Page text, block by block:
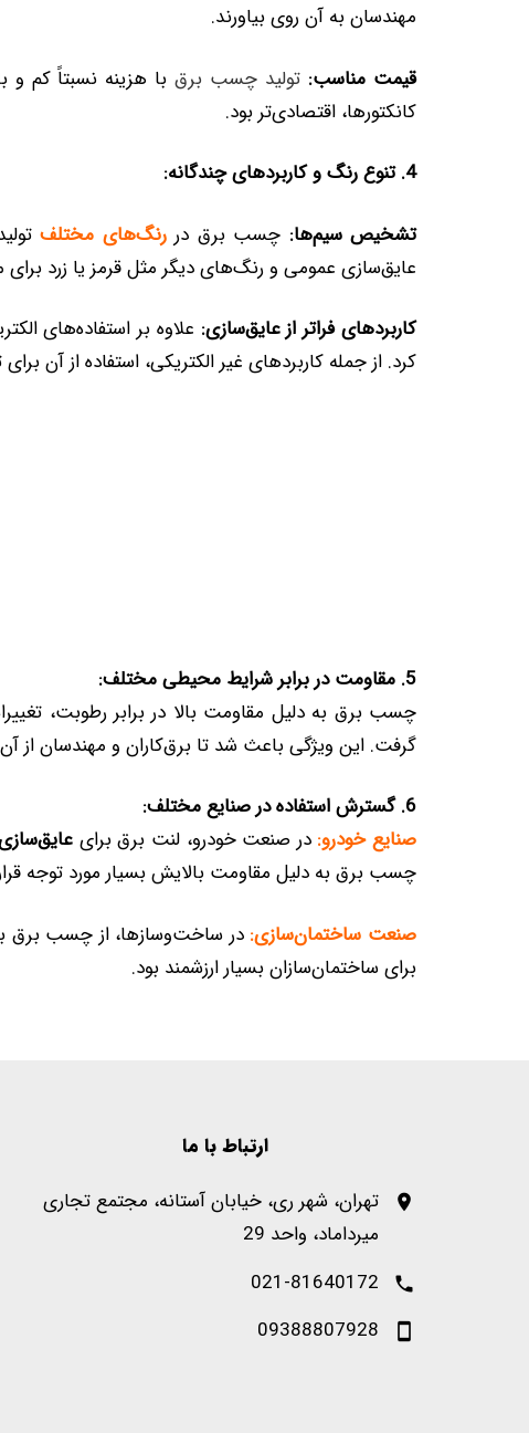
مهندسان به آن روی بیاورند.
قیمت مناسب: تولید چسب برقبا هزینه نسبتاً کم و
کانکتورها، اقتصادی‌تر بود.
4. تنوع رنگ و کاربردهای چندگانه:
تشخیص سیم‌ها: چسب برق دررنگ‌های مختلف
عایق‌سازی عمومی و رنگ‌های دیگر مثل قرمز یا زرد
کاربردهای فراتر از عایق‌سازی: علاوه بر استفاده‌های
کرد. از جمله کاربردهای غیر الکتریکی، استفاده از آن
5. مقاومت در برابر شرایط محیطی مختلف:
گرفت. این ویژگی باعث شد تا برق‌کاران و مهندسان از
6. گسترش استفاده در صنایع مختلف:
صنایع خودرو: در صنعت خودرو، لنت برق برای
چسب برق به دلیل مقاومت بالایش بسیار مورد توجه
صنعت ساختمان‌سازی: در ساخت‌وسازها، از چسب برق
برای ساختمان‌سازان بسیار ارزشمند بود.
ارتباط با ما
تهران، شهر ری، خیابان آستانه، مجتمع تجاری
میرداماد، واحد 29
021-81640172
09388807928